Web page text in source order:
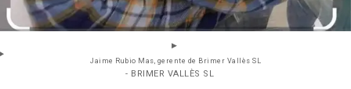
Jaime Rubio Mas, gerente de Brimer Vallès SL
- BRIMER VALLÈS SL